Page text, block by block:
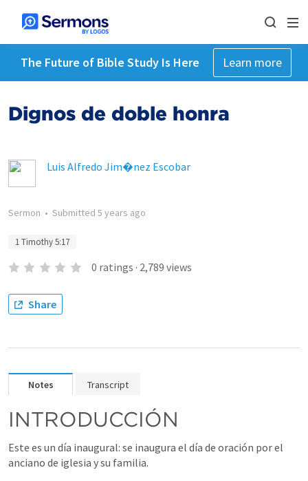
The Future of Bible Study Is Here Learn more
Dignos de doble honra
Luis Alfredo Jim�nez Escobar
Sermon • Submitted 5 years ago
1 Timothy 5:17
0 ratings · 2,789 views
Share
Notes Transcript
INTRODUCCIÓN
Este es un día inaugural: se inaugura el día de oración por el
anciano de iglesia y su familia.